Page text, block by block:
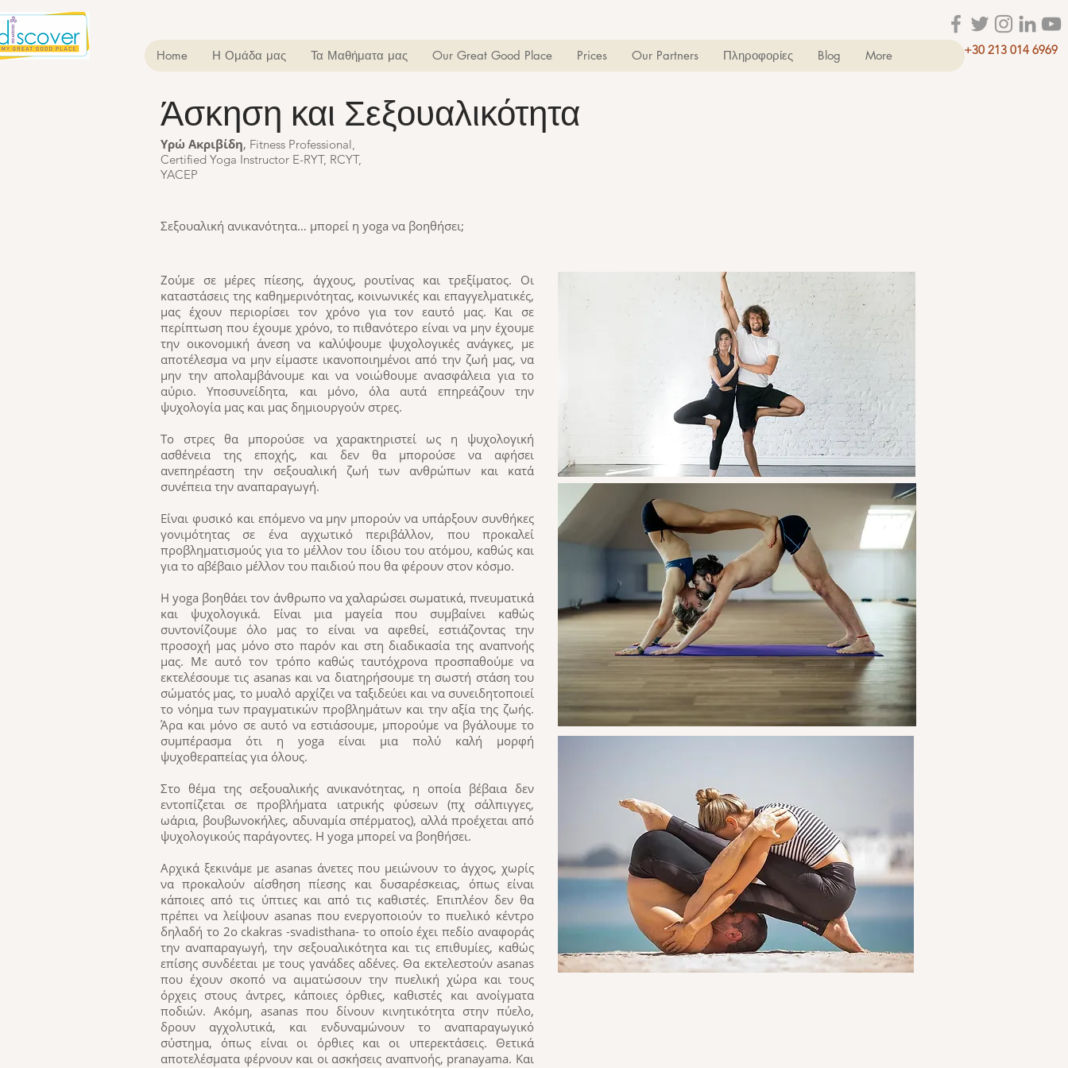
+30 213 014 6969
Home Η Ομάδα μας Τα Μαθήματα μας Our Great Good Place Prices Our Partners Πληροφορίες Blog More
Άσκηση και Σεξουαλικότητα
Άσκηση και Σεξουαλικότητα
Υρώ Ακριβίδη, Fitness Professional,
Certified Yoga Instructor E-RYT, RCYT,
YACEP
Σεξουαλική ανικανότητα… μπορεί η yoga να βοηθήσει;
Ζούμε σε μέρες πίεσης, άγχους, ρουτίνας και τρεξίματος. Οι
καταστάσεις της καθημερινότητας, κοινωνικές και επαγγελματικές,
μας έχουν περιορίσει τον χρόνο για τον εαυτό μας. Και σε
περίπτωση που έχουμε χρόνο, το πιθανότερο είναι να μην έχουμε
την οικονομική άνεση να καλύψουμε ψυχολογικές ανάγκες, με
αποτέλεσμα να μην είμαστε ικανοποιημένοι από την ζωή μας, να
μην την απολαμβάνουμε και να νοιώθουμε ανασφάλεια για το
αύριο. Υποσυνείδητα, και μόνο, όλα αυτά επηρεάζουν την
ψυχολογία μας και μας δημιουργούν στρες.
Το στρες θα μπορούσε να χαρακτηριστεί ως η ψυχολογική
ασθένεια της εποχής, και δεν θα μπορούσε να αφήσει
ανεπηρέαστη την σεξουαλική ζωή των ανθρώπων και κατά
συνέπεια την αναπαραγωγή.
Είναι φυσικό και επόμενο να μην μπορούν να υπάρξουν συνθήκες
γονιμότητας σε ένα αγχωτικό περιβάλλον, που προκαλεί
προβληματισμούς για το μέλλον του ίδιου του ατόμου, καθώς και
για το αβέβαιο μέλλον του παιδιού που θα φέρουν στον κόσμο.
Η yoga βοηθάει τον άνθρωπο να χαλαρώσει σωματικά, πνευματικά
και ψυχολογικά. Είναι μια μαγεία που συμβαίνει καθώς
συντονίζουμε όλο μας το είναι να αφεθεί, εστιάζοντας την
προσοχή μας μόνο στο παρόν και στη διαδικασία της αναπνοής
μας. Με αυτό τον τρόπο καθώς ταυτόχρονα προσπαθούμε να
εκτελέσουμε τις asanas και να διατηρήσουμε τη σωστή στάση του
σώματός μας, το μυαλό αρχίζει να ταξιδεύει και να συνειδητοποιεί
το νόημα των πραγματικών προβλημάτων και την αξία της ζωής.
Άρα και μόνο σε αυτό να εστιάσουμε, μπορούμε να βγάλουμε το
συμπέρασμα ότι η yoga είναι μια πολύ καλή μορφή
ψυχοθεραπείας για όλους.
Στο θέμα της σεξουαλικής ανικανότητας, η οποία βέβαια δεν
εντοπίζεται σε προβλήματα ιατρικής φύσεων (πχ σάλπιγγες,
ωάρια, βουβωνοκήλες, αδυναμία σπέρματος), αλλά προέχεται από
ψυχολογικούς παράγοντες. Η yoga μπορεί να βοηθήσει.
Αρχικά ξεκινάμε με asanas άνετες που μειώνουν το άγχος, χωρίς
να προκαλούν αίσθηση πίεσης και δυσαρέσκειας, όπως είναι
κάποιες από τις ύπτιες και από τις καθιστές. Επιπλέον δεν θα
πρέπει να λείψουν asanas που ενεργοποιούν το πυελικό κέντρο
δηλαδή το 2ο ckakras -svadisthana- το οποίο έχει πεδίο αναφοράς
την αναπαραγωγή, την σεξουαλικότητα και τις επιθυμίες, καθώς
επίσης συνδέεται με τους γανάδες αδένες. Θα εκτελεστούν asanas
που έχουν σκοπό να αιματώσουν την πυελική χώρα και τους
όρχεις στους άντρες, κάποιες όρθιες, καθιστές και ανοίγματα
ποδιών. Ακόμη, asanas που δίνουν κινητικότητα στην πύελο,
δρουν αγχολυτικά, και ενδυναμώνουν το αναπαραγωγικό
σύστημα, όπως είναι οι όρθιες και οι υπερεκτάσεις. Θετικά
αποτελέσματα φέρνουν και οι ασκήσεις αναπνοής, pranayama. Και